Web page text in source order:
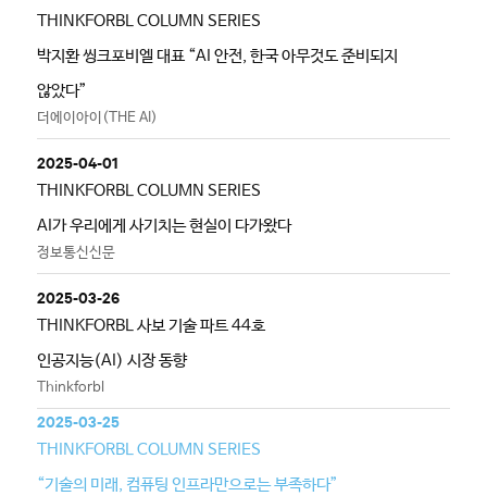
THINKFORBL COLUMN SERIES
박지환 씽크포비엘 대표 “AI 안전, 한국 아무것도 준비되지
않았다”
더에이아이(THE AI)
2025-04-01
THINKFORBL COLUMN SERIES
AI가 우리에게 사기치는 현실이 다가왔다
정보통신신문
2025-03-26
THINKFORBL 사보 기술 파트 44호
인공지능(AI) 시장 동향
Thinkforbl
2025-03-25
THINKFORBL COLUMN SERIES
“기술의 미래, 컴퓨팅 인프라만으로는 부족하다”